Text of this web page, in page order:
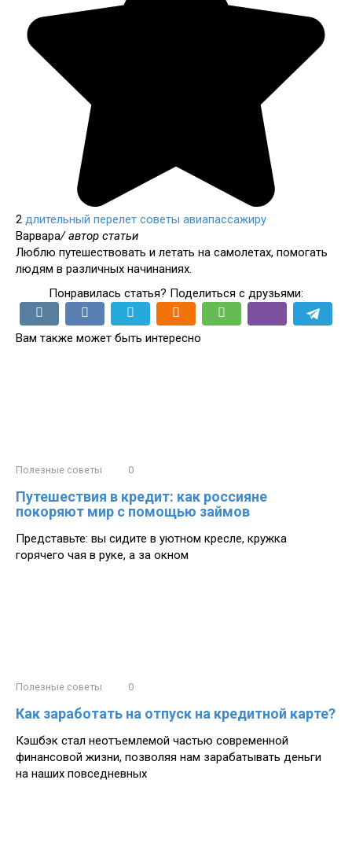
2 длительный перелет советы авиапассажиру
Варвара/ автор статьи
Люблю путешествовать и летать на самолетах, помогать
людям в различных начинаниях.
Понравилась статья? Поделиться с друзьями:
Вам также может быть интересно
Полезные советы 0
Путешествия в кредит: как россияне
покоряют мир с помощью займов
Представьте: вы сидите в уютном кресле, кружка
горячего чая в руке, а за окном
Полезные советы 0
Как заработать на отпуск на кредитной карте?
Кэшбэк стал неотъемлемой частью современной
финансовой жизни, позволяя нам зарабатывать деньги
на наших повседневных